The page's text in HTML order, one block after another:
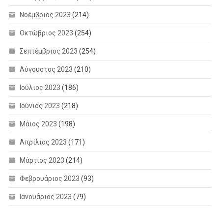
Νοέμβριος 2023 (214)
Οκτώβριος 2023 (254)
Σεπτέμβριος 2023 (254)
Αύγουστος 2023 (210)
Ιούλιος 2023 (186)
Ιούνιος 2023 (218)
Μάιος 2023 (198)
Απρίλιος 2023 (171)
Μάρτιος 2023 (214)
Φεβρουάριος 2023 (93)
Ιανουάριος 2023 (79)